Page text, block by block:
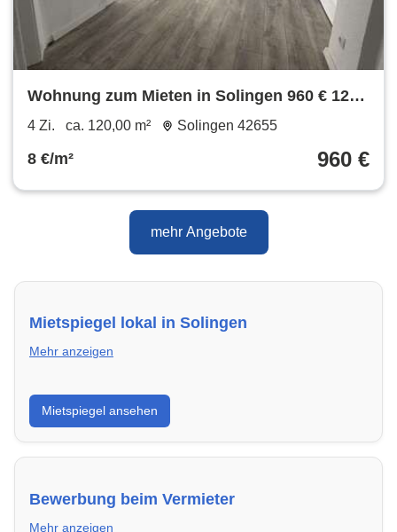
Wohnung zum Mieten in Solingen 960 € 120
m²
4 Zi. ca. 120,00 m² Solingen 42655
8 €/m² 960 €
mehr Angebote
Mietspiegel lokal in Solingen
Mehr anzeigen
Erhalte einen Überblick über die aktuellen Mietpreise
regional in Solingen. So weißt du genau, welche
Miete fair ist und wo sich ein Vergleich lohnt.
Mietspiegel ansehen
Bewerbung beim Vermieter
Mehr anzeigen